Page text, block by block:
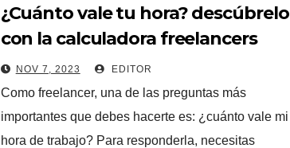
¿Cuánto vale tu hora? descúbrelo
con la calculadora freelancers
NOV 7, 2023 EDITOR
Como freelancer, una de las preguntas más
importantes que debes hacerte es: ¿cuánto vale mi
hora de trabajo? Para responderla, necesitas